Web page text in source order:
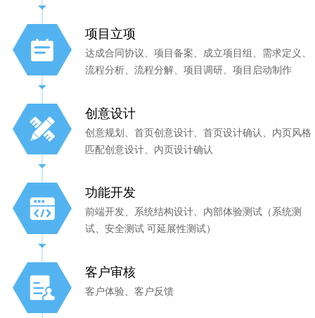
项目立项
达成合同协议、项目备案、成立项目组、需求定义、
流程分析、流程分解、项目调研、项目启动制作
创意设计
创意规划、首页创意设计、首页设计确认、内页风格
匹配创意设计、内页设计确认
功能开发
前端开发、系统结构设计、内部体验测试（系统测
试、安全测试 可延展性测试）
客户审核
客户体验、客户反馈